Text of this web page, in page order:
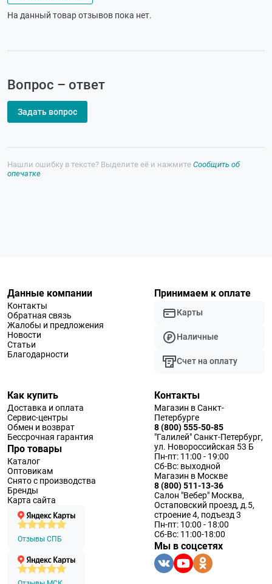
На данный товар отзывов пока нет.
Вопрос – ответ
Задать вопрос
Нашли ошибку в тексте? Выделите её и нажмите Сообщить об
опечатке
Данные компании
Контакты
Обратная связь
Жалобы и предложения
Новости
Статьи
Благодарности
Принимаем к оплате
Карты
Наличные
Счет на оплату
Как купить
Доставка и оплата
Сервис-центры
Обмен и возврат
Бессрочная гарантия
Про товары
Каталог
Оптовикам
Снято с производства
Бренды
Карта сайта
Отзывы СПБ
Контакты
Магазин в Санкт-
Петербурге
8 (800) 555-50-85
"Галилей" Санкт-Петербург,
ул. Новороссийская 53 Б
Пн-пт: 11:00 - 19:00
Сб-Вс: выходной
Магазин в Москве
8 (800) 511-13-36
Салон "Вебер" Москва,
Остаповский проезд, д.5,
строение 4, подъезд 3
Пн-пт: 10:00 - 18:00
Сб-Вс: 11:00-18:00
Мы в соцсетях